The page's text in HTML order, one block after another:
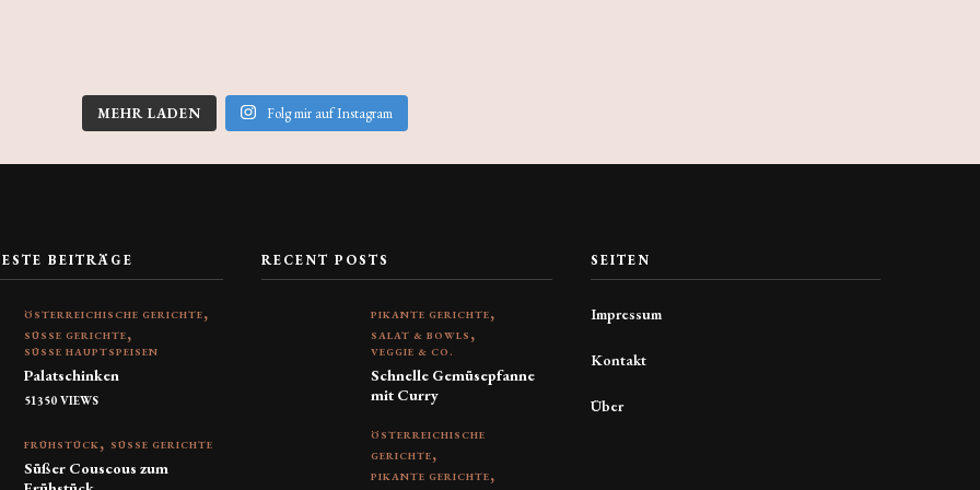
MEHR LADEN Folg mir auf Instagram
BEITRÄGE
ÖSTERREICHISCHE GERICHTE
SÜSSE GERICHTE
SÜSSE HAUPTSPEISEN
Palatschinken
51350 VIEWS
FRÜHSTÜCK SÜSSE GERICHTE
Süßer Couscous zum
RECENT POSTS
PIKANTE GERICHTE
SALAT & BOWLS
VEGGIE & CO.
Schnelle Gemüsepfanne
mit Curry
ÖSTERREICHISCHE
GERICHTE
PIKANTE GERICHTE
SEITEN
Impressum
Kontakt
Über